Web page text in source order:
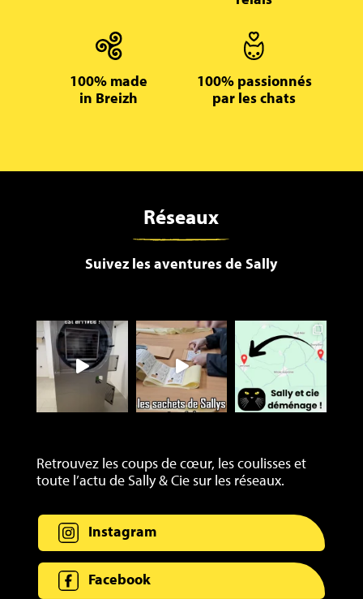
100% made
in Breizh
100% passionnés
par les chats
Réseaux
Suivez les aventures de Sally
Retrouvez les coups de cœur, les coulisses et
toute l’actu de Sally & Cie sur les réseaux.
Instagram
Facebook